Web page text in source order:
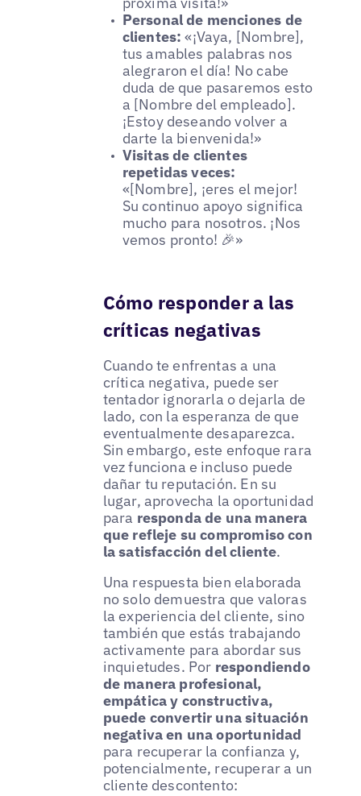
Personal de menciones de
clientes: «¡Vaya, [Nombre],
tus amables palabras nos
alegraron el día! No cabe
duda de que pasaremos esto
a [Nombre del empleado].
¡Estoy deseando volver a
darte la bienvenida!»
Visitas de clientes
repetidas veces:
«[Nombre], ¡eres el mejor!
Su continuo apoyo significa
mucho para nosotros. ¡Nos
vemos pronto! 🎉»
Cómo responder a las
críticas negativas
Cuando te enfrentas a una
crítica negativa, puede ser
tentador ignorarla o dejarla de
lado, con la esperanza de que
eventualmente desaparezca.
Sin embargo, este enfoque rara
vez funciona e incluso puede
dañar tu reputación. En su
lugar, aprovecha la oportunidad
para responda de una manera
que refleje su compromiso con
la satisfacción del cliente.
Una respuesta bien elaborada
no solo demuestra que valoras
la experiencia del cliente, sino
también que estás trabajando
activamente para abordar sus
inquietudes. Por respondiendo
de manera profesional,
empática y constructiva,
puede convertir una situación
negativa en una oportunidad
para recuperar la confianza y,
potencialmente, recuperar a un
cliente descontento: